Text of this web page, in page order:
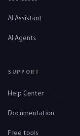
AI Assistant
AI Agents
SUPPORT
Help Center
Documentation
Free tools